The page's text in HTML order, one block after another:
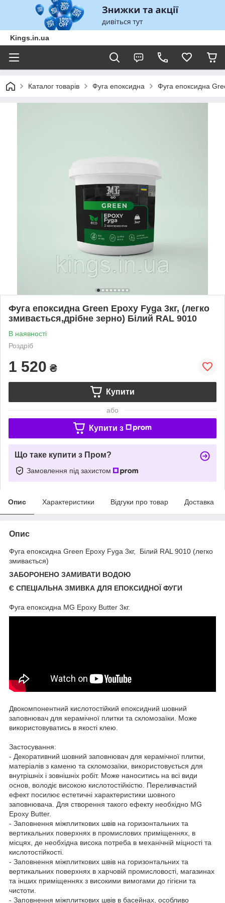
Kings.in.ua
Каталог товарів Фуга епоксидна Фуга епоксидна
Фуга епоксидна Green Epoxy Fyga 3кг, (легко
змивається,дрібне зерно) Білий RAL 9010
В наявності
Роздріб
1 520 ₴
Купити
або
Купити з
Що таке купити з Пром?
Замовлення під захистом
Опис Характеристики Відгуки про товар Доставка
Опис
Фуга епоксидна Green Epoxy Fyga 3кг, Білий RAL 9010 (легко
змивається)
ЗАБОРОНЕНО ЗАМИВАТИ ВОДОЮ
Є СПЕЦІАЛЬНА ЗМИВКА ДЛЯ ЕПОКСИДНОЇ ФУГИ
Фуга епоксидна MG Epoxy Butter 3кг.
Двокомпонентний кислотостійкий епоксидний шовний
заповнювач для керамічної плитки та скломозаїки. Може
використовуватись в якості клею.
Застосування:
- Декоративний шовний заповнювач для керамічної плитки,
матеріалів з каменю та скломозаїки, використовується для
внутрішніх і зовнішніх робіт. Може наноситись на всі види
основ, володіє високою кислотостійкістю. Переливчастий
ефект посилює естетичні характеристики шовного
заповнювача. Для створення такого ефекту необхідно MG
Epoxy Butter.
- Заповнення міжплиткових швів на горизонтальних та
вертикальних поверхнях в промислових приміщеннях, в
місцях, де необхідна висока потреба в механічній міцності та
кислотостійкості.
- Заповнення міжплиткових швів на горизонтальних та
вертикальних поверхнях в харчовій промисловості, магазинах
та інших приміщеннях з високими вимогами до гігієни та
чистоти.
- Заповнення міжплиткових швів в басейнах, особливо